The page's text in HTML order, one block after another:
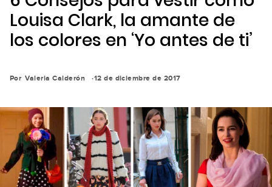
la
navegación
principal
Louisa Clark, la amante de
los colores en ‘Yo antes de ti’
Por Valeria Calderón 12 de diciembre de 2017